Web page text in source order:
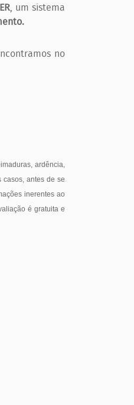
, um sistema
no
ardência,
antes de se
inerentes ao
é gratuita e